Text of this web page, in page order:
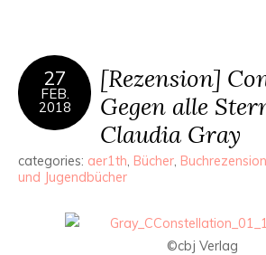
27
FEB.
2018
[Rezension]
Gegen alle
Claudia Gray
categories: aer1th, Bücher, Buchrezension
und Jugendbücher
©cbj Verlag